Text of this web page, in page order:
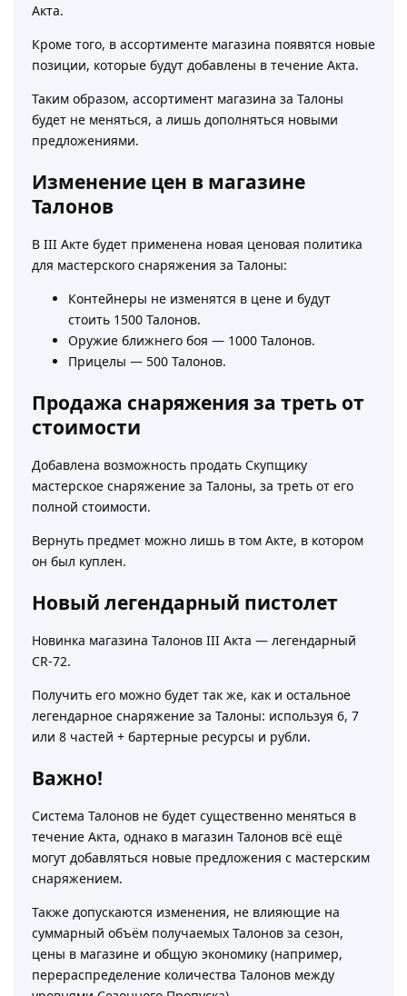
Акта.
Кроме того, в ассортименте магазина появятся новые
позиции, которые будут добавлены в течение Акта.
Таким образом, ассортимент магазина за Талоны
будет не меняться, а лишь дополняться новыми
предложениями.
Изменение цен в магазине
Талонов
В III Акте будет применена новая ценовая политика
для мастерского снаряжения за Талоны:
Контейнеры не изменятся в цене и будут
стоить 1500 Талонов.
Оружие ближнего боя — 1000 Талонов.
Прицелы — 500 Талонов.
Продажа снаряжения за треть от
стоимости
Добавлена возможность продать Скупщику
мастерское снаряжение за Талоны, за треть от его
полной стоимости.
Вернуть предмет можно лишь в том Акте, в котором
он был куплен.
Новый легендарный пистолет
Новинка магазина Талонов III Акта — легендарный
CR-72.
Получить его можно будет так же, как и остальное
легендарное снаряжение за Талоны: используя 6, 7
или 8 частей + бартерные ресурсы и рубли.
Важно!
Система Талонов не будет существенно меняться в
течение Акта, однако в магазин Талонов всё ещё
могут добавляться новые предложения с мастерским
снаряжением.
Также допускаются изменения, не влияющие на
суммарный объём получаемых Талонов за сезон,
цены в магазине и общую экономику (например,
перераспределение количества Талонов между